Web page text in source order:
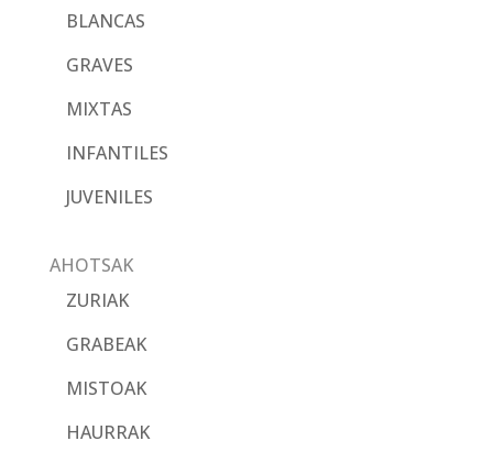
BLANCAS
GRAVES
MIXTAS
INFANTILES
JUVENILES
AHOTSAK
ZURIAK
GRABEAK
MISTOAK
HAURRAK